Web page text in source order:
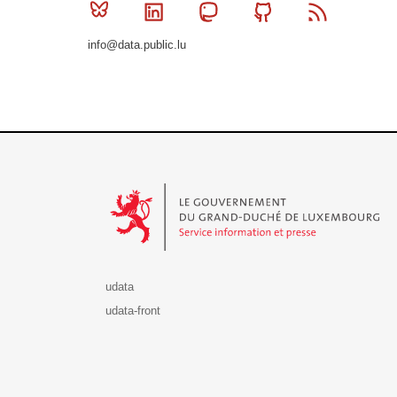
Bluesky Linkedin MastodonGithub
info@data.public.lu
udata
udata-front